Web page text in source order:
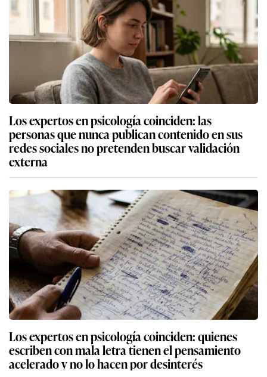
Los expertos en psicología coinciden: las
personas que nunca publican contenido en sus
redes sociales no pretenden buscar validación
externa
Los expertos en psicología coinciden: quienes
escriben con mala letra tienen el pensamiento
acelerado y no lo hacen por desinterés